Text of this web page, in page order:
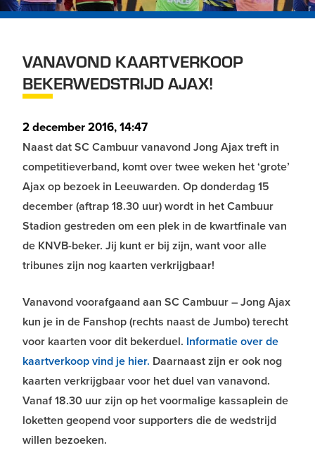
VANAVOND KAARTVERKOOP
BEKERWEDSTRIJD AJAX!
2 december 2016, 14:47
Naast dat SC Cambuur vanavond Jong Ajax treft in
competitieverband, komt over twee weken het ‘grote’
Ajax op bezoek in Leeuwarden. Op donderdag 15
december (aftrap 18.30 uur) wordt in het Cambuur
Stadion gestreden om een plek in de kwartfinale van
de KNVB-beker. Jij kunt er bij zijn, want voor alle
tribunes zijn nog kaarten verkrijgbaar!
Vanavond voorafgaand aan SC Cambuur – Jong Ajax
kun je in de Fanshop (rechts naast de Jumbo) terecht
voor kaarten voor dit bekerduel. Informatie over de
kaartverkoop vind je hier. Daarnaast zijn er ook nog
kaarten verkrijgbaar voor het duel van vanavond.
Vanaf 18.30 uur zijn op het voormalige kassaplein de
loketten geopend voor supporters die de wedstrijd
willen bezoeken.